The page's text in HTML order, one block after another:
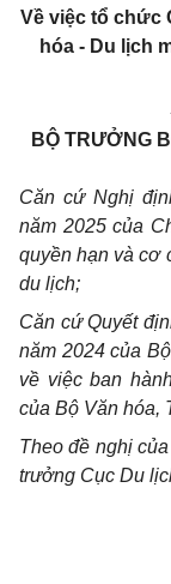
Về việc tổ chức
hóa - Du lịch
BỘ TRƯỞNG
Căn cứ Nghị
năm 2025 của
quyền hạn và cơ
du lịch;
Căn cứ Quyết
năm 2024 của
về việc ban
của Bộ Văn hóa,
Theo đề nghị
trưởng Cục Du